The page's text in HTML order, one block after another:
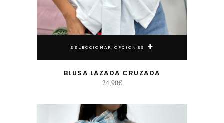
SELECCIONAR OPCIONES
BLUSA LAZADA CRUZADA
24,90€